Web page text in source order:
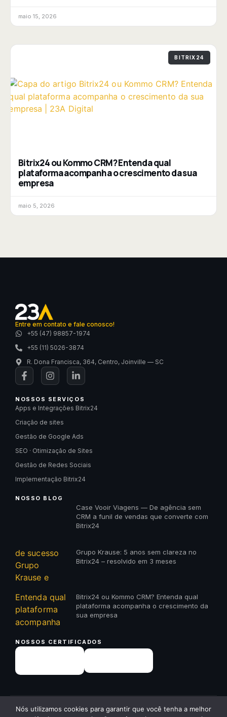
maio 15, 2026
BITRIX24
Bitrix24 ou Kommo CRM? Entenda qual
plataforma acompanha o crescimento da sua
empresa
maio 5, 2026
Entre em contato e fale conosco!
+55 (47) 98857-1974
+55 (11) 5026-3874
R. Dona Francisca, 364, Centro, Joinville — SC
NOSSOS SERVIÇOS
Apps e Integrações Bitrix24
Criação de sites
Gestão de Google Ads
SEO · Otimização de Sites
Gestão de Redes Sociais
Implementação Bitrix24
NOSSO BLOG
Case Vooir Viagens — De agência sem
CRM a funil de vendas que converte com
Bitrix24
Grupo Krause: 5 anos sem clareza no
Bitrix24 – resolvido em 3 meses
Bitrix24 ou Kommo CRM? Entenda qual
plataforma acompanha o crescimento da
sua empresa
NOSSOS CERTIFICADOS
© 2026 23A Digital · Todos os direitos reservados ·23a.com.br
✕
Nós utilizamos cookies para garantir que você tenha a melhor